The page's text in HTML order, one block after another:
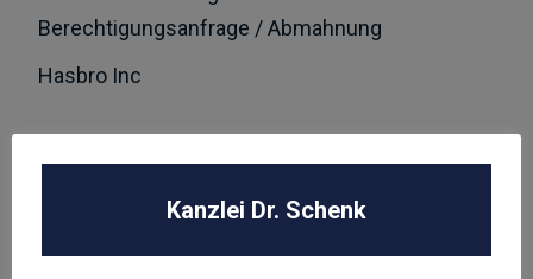
Berechtigungsanfrage / Abmahnung
Hasbro Inc
UNSER TEAM
Kanzlei Dr. Schenk